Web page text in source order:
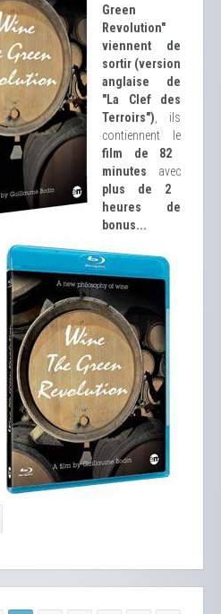
Green
Revolution"
viennent de
sortir (version
anglaise de
"La Clef des
Terroirs") , ils
contiennent le
film de 82
minutes avec
plus de 2
heures de
bonus...